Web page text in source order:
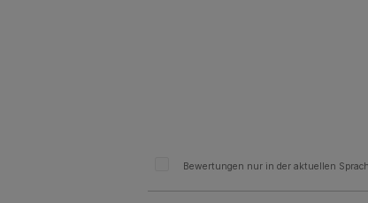
Bewertungen nur in der aktuellen